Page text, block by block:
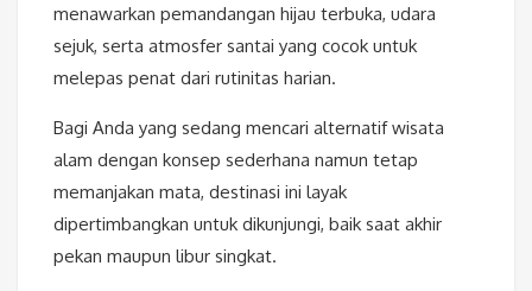
menawarkan pemandangan hijau terbuka, udara
sejuk, serta atmosfer santai yang cocok untuk
melepas penat dari rutinitas harian.
Bagi Anda yang sedang mencari alternatif wisata
alam dengan konsep sederhana namun tetap
memanjakan mata, destinasi ini layak
dipertimbangkan untuk dikunjungi, baik saat akhir
pekan maupun libur singkat.